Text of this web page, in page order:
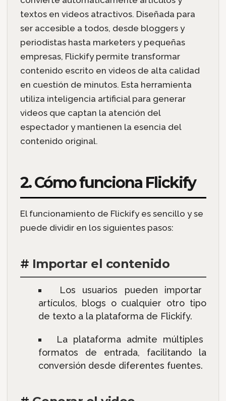
textos en videos atractivos. Diseñada para
ser accesible a todos, desde bloggers y
periodistas hasta marketers y pequeñas
empresas, Flickify permite transformar
contenido escrito en videos de alta calidad
en cuestión de minutos. Esta herramienta
utiliza inteligencia artificial para generar
videos que captan la atención del
espectador y mantienen la esencia del
contenido original.
2. Cómo funciona Flickify
El funcionamiento de Flickify es sencillo y se
puede dividir en los siguientes pasos:
# Importar el contenido
Los usuarios pueden importar
artículos, blogs o cualquier otro tipo
de texto a la plataforma de Flickify.
La plataforma admite múltiples
formatos de entrada, facilitando la
conversión desde diferentes fuentes.